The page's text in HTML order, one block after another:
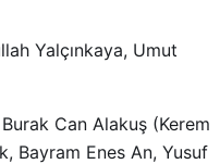
Yalçınkaya, Umut
Can Alakuş (Kerem
Bayram Enes An, Yusuf